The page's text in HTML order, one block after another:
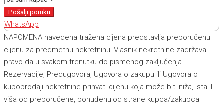
Pošalji poruku
WhatsApp
NAPOMENA navedena tražena cijena predstavlja preporučenu
cijenu za predmetnu nekretninu. Vlasnik nekretnine zadržava
pravo da u svakom trenutku do pismenog zaključenja
Rezervacije, Predugovora, Ugovora o zakupu ili Ugovora o
kupoprodaji nekretnine prihvati cijenu koja može biti niža, ista ili
viša od preporučene, ponuđenu od strane kupca/zakupca